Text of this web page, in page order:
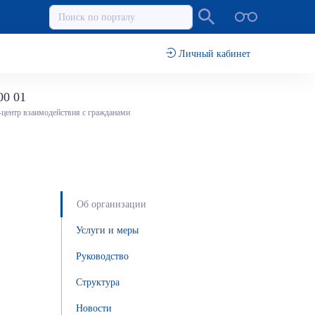
Личный кабинет
01
взаимодействия с гражданами
Об организации
Услуги и меры
Руководство
Структура
Новости